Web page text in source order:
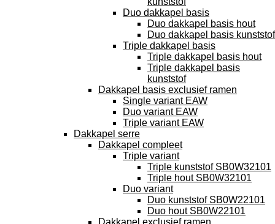
Duo dakkapel basis
Duo dakkapel basis hout
Duo dakkapel basis kunststof
Triple dakkapel basis
Triple dakkapel basis hout
Triple dakkapel basis
kunststof
Dakkapel basis exclusief ramen
Single variant EAW
Duo variant EAW
Triple variant EAW
Dakkapel serre
Dakkapel compleet
Triple variant
Triple kunststof SB0W32101
Triple hout SB0W32101
Duo variant
Duo kunststof SB0W22101
Duo hout SB0W22101
Dakkapel exclusief ramen